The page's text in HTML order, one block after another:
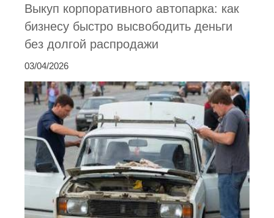
Выкуп корпоративного автопарка: как
бизнесу быстро высвободить деньги
без долгой распродажи
03/04/2026